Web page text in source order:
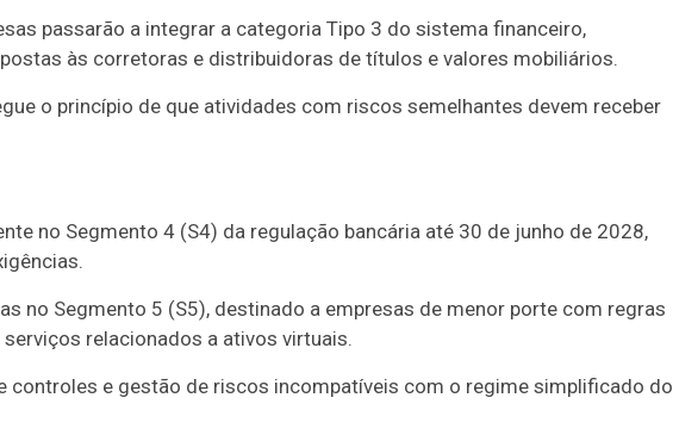
passarão a integrar a categoria Tipo 3 do sistema financeiro,
às corretoras e distribuidoras de títulos e valores mobiliários.
o princípio de que atividades com riscos semelhantes devem receber
no Segmento 4 (S4) da regulação bancária até 30 de junho de 2028,
no Segmento 5 (S5), destinado a empresas de menor porte com regras
relacionados a ativos virtuais.
controles e gestão de riscos incompatíveis com o regime simplificado do
Lotomania
2959 (05/08/26)
27
Duplasena
10